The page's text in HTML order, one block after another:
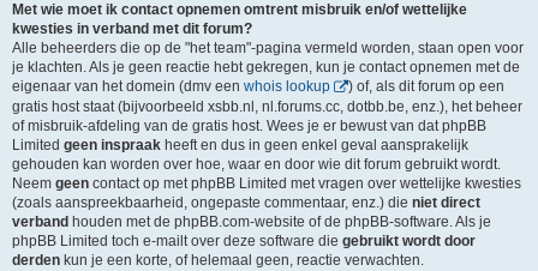
Met wie moet ik contact opnemen omtrent misbruik en/of wettelijke
kwesties in verband met dit forum?
Alle beheerders die op de "het team"-pagina vermeld worden, staan open voor
je klachten. Als je geen reactie hebt gekregen, kun je contact opnemen met de
eigenaar van het domein (dmv een whois lookup
) of, als dit forum op een
gratis host staat (bijvoorbeeld xsbb.nl, nl.forums.cc, dotbb.be, enz.), het beheer
of misbruik-afdeling van de gratis host. Wees je er bewust van dat phpBB
Limited geen inspraak heeft en dus in geen enkel geval aansprakelijk
gehouden kan worden over hoe, waar en door wie dit forum gebruikt wordt.
Neem geen contact op met phpBB Limited met vragen over wettelijke kwesties
(zoals aanspreekbaarheid, ongepaste commentaar, enz.) die niet direct
verband houden met de phpBB.com-website of de phpBB-software. Als je
phpBB Limited toch e-mailt over deze software die gebruikt wordt door
derden kun je een korte, of helemaal geen, reactie verwachten.